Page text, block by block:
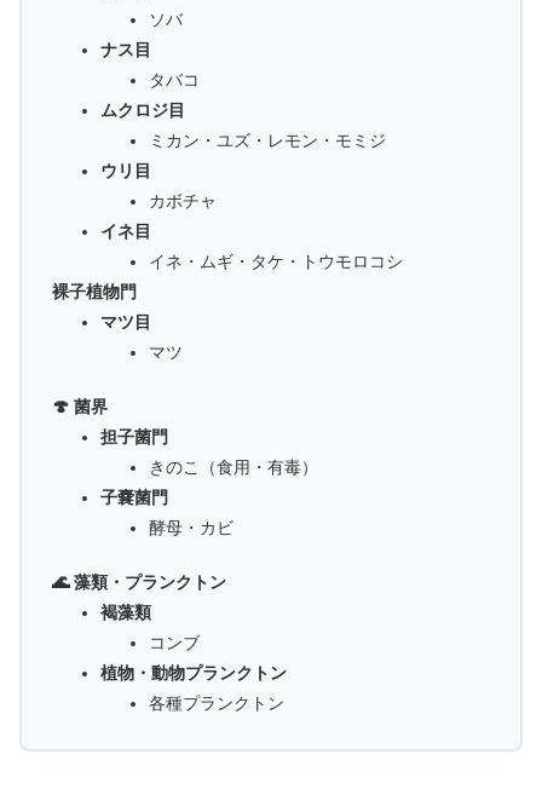
ソバ
ナス目
タバコ
ムクロジ目
ミカン・ユズ・レモン・モミジ
ウリ目
カボチャ
イネ目
イネ・ムギ・タケ・トウモロコシ
裸子植物門
マツ目
マツ
🍄 菌界
担子菌門
きのこ（食用・有毒）
子嚢菌門
酵母・カビ
🌊 藻類・プランクトン
褐藻類
コンブ
植物・動物プランクトン
各種プランクトン